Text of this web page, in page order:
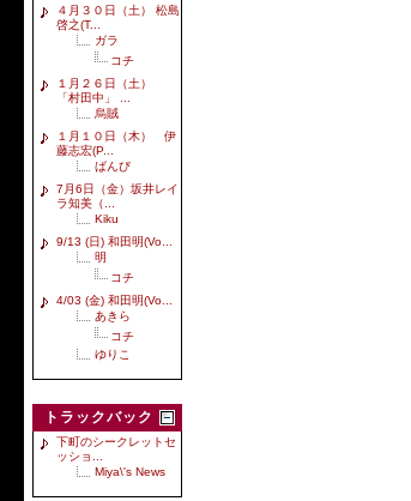
４月３０日（土） 松島
啓之(T...
ガラ
コチ
１月２６日（土）
「村田中」 ...
烏賊
１月１０日（木） 伊
藤志宏(P...
ばんび
7月6日（金）坂井レイ
ラ知美（...
Kiku
9/13 (日) 和田明(Vo...
明
コチ
4/03 (金) 和田明(Vo...
あきら
コチ
ゆりこ
トラックバック
下町のシークレットセ
ッショ...
Miya\'s News